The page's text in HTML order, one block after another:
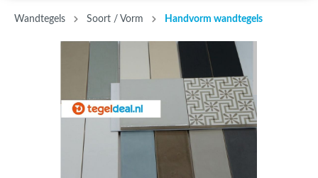
Wandtegels Soort / Vorm Handvorm wandtegels